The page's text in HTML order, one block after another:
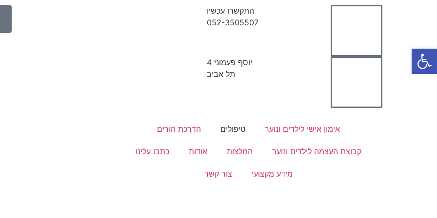
התקשרו עכשיו
052-3505507
יוסף פעמוני 4
תל אביב
אימון אישי לילדים ונוער טיפולים הדרכת הורים
קבוצת העצמה לילדים ונוער המלצות אודות כתבו עלינו
מידע מקצועי צור קשר
פתח סרגל נגישות